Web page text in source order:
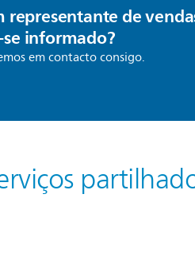
de
informado?
em contacto consigo.